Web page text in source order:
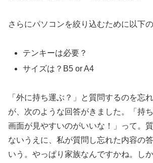
さらにパソコンを絞り込むために以下
テンキーは必要？
サイズは？B5 or A4
「外に持ち運ぶ？」と質問するのを忘
が、次のような回答がきました。「持
画面が見やすいのがいいな！」って。
ないうえに、私が質問し忘れた内容の
いう。やっぱり家族なんですかね。し